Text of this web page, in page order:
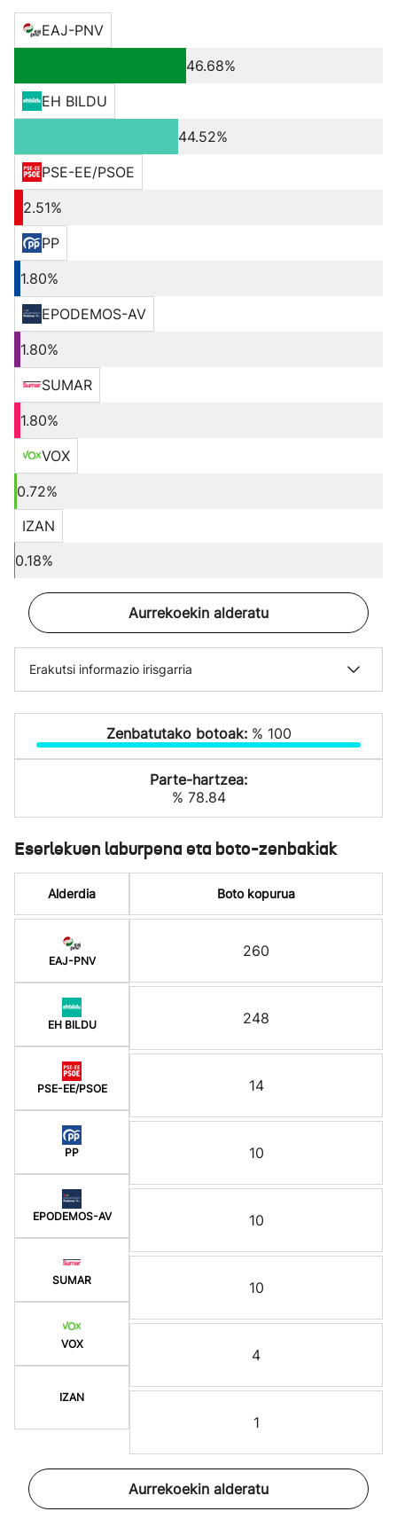
EAJ-PNV
46.68%
EH BILDU
44.52%
PSE-EE/PSOE
2.51%
PP
1.80%
EPODEMOS-AV
1.80%
SUMAR
1.80%
VOX
0.72%
IZAN
0.18%
Aurrekoekin alderatu
Erakutsi informazio irisgarria
Zenbatutako botoak: % 100
Parte-hartzea:
% 78.84
Eserlekuen laburpena eta boto-zenbakiak
Alderdia
EAJ-PNV
EH BILDU
PSE-EE/PSOE
PP
EPODEMOS-AV
SUMAR
VOX
IZAN
Boto kopurua
260
248
14
10
10
10
4
1
Aurrekoekin alderatu